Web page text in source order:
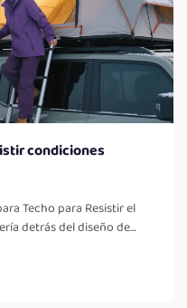
condiciones
Techo para Resistir el
detrás del diseño de
de ingeniería tomadas
lo suficientemente